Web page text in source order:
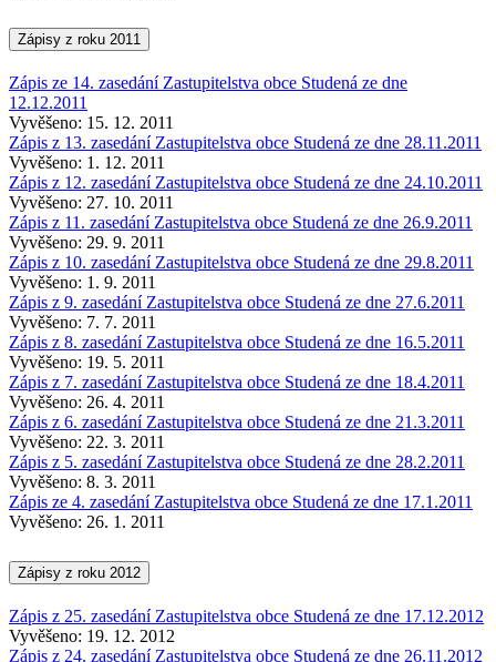
Zápisy z roku 2011
Zápis ze 14. zasedání Zastupitelstva obce Studená ze dne
12.12.2011
Vyvěšeno: 15. 12. 2011
Zápis z 13. zasedání Zastupitelstva obce Studená ze dne 28.11.2011
Vyvěšeno: 1. 12. 2011
Zápis z 12. zasedání Zastupitelstva obce Studená ze dne 24.10.2011
Vyvěšeno: 27. 10. 2011
Zápis z 11. zasedání Zastupitelstva obce Studená ze dne 26.9.2011
Vyvěšeno: 29. 9. 2011
Zápis z 10. zasedání Zastupitelstva obce Studená ze dne 29.8.2011
Vyvěšeno: 1. 9. 2011
Zápis z 9. zasedání Zastupitelstva obce Studená ze dne 27.6.2011
Vyvěšeno: 7. 7. 2011
Zápis z 8. zasedání Zastupitelstva obce Studená ze dne 16.5.2011
Vyvěšeno: 19. 5. 2011
Zápis z 7. zasedání Zastupitelstva obce Studená ze dne 18.4.2011
Vyvěšeno: 26. 4. 2011
Zápis z 6. zasedání Zastupitelstva obce Studená ze dne 21.3.2011
Vyvěšeno: 22. 3. 2011
Zápis z 5. zasedání Zastupitelstva obce Studená ze dne 28.2.2011
Vyvěšeno: 8. 3. 2011
Zápis ze 4. zasedání Zastupitelstva obce Studená ze dne 17.1.2011
Vyvěšeno: 26. 1. 2011
Zápisy z roku 2012
Zápis z 25. zasedání Zastupitelstva obce Studená ze dne 17.12.2012
Vyvěšeno: 19. 12. 2012
Zápis z 24. zasedání Zastupitelstva obce Studená ze dne 26.11.2012